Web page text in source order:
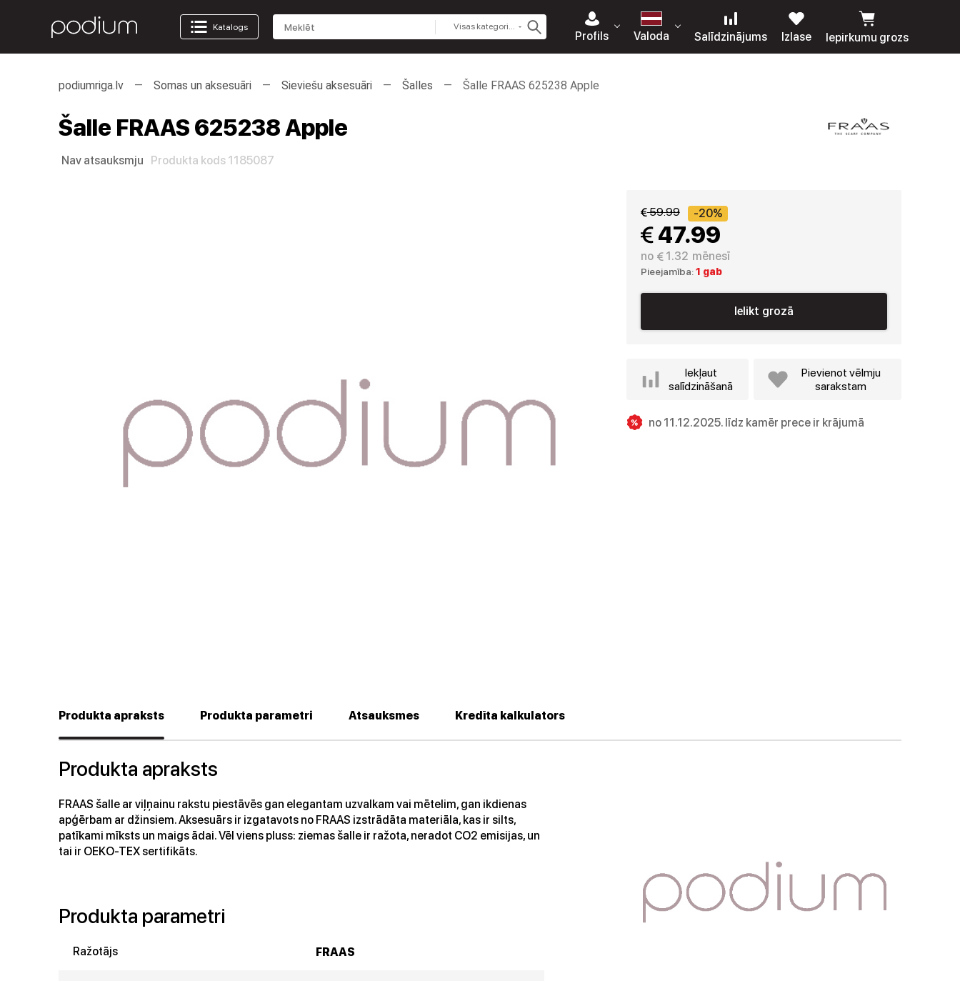
Katalogs Visas kategorijas
Profils Valoda Salīdzinājums Izlase Iepirkumu grozs
podiumriga.lv Somas un aksesuāri Sieviešu aksesuāri Šalles Šalle FRAAS 625238 Apple
Šalle FRAAS 625238 Apple
Nav atsauksmju Produkta kods 1185087
59.99 -20%
47.99
no 1.32 mēnesī
Pieejamība:1 gab
Ielikt grozā
Iekļaut
salīdzināšanā
Pievienot vēlmju
sarakstam
no 11.12.2025. līdz kamēr prece ir krājumā
Produkta apraksts Produkta parametri Atsauksmes Kredīta kalkulators
Produkta apraksts
FRAAS šalle ar viļņainu rakstu piestāvēs gan elegantam uzvalkam vai mētelim, gan ikdienas
apģērbam ar džinsiem. Aksesuārs ir izgatavots no FRAAS izstrādāta materiāla, kas ir silts,
patīkami mīksts un maigs ādai. Vēl viens pluss: ziemas šalle ir ražota, neradot CO2 emisijas, un
tai ir OEKO-TEX sertifikāts.
Produkta parametri
Ražotājs FRAAS